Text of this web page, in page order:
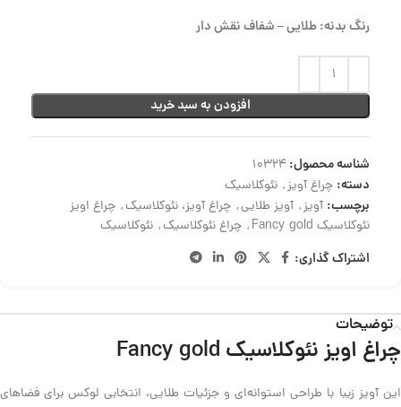
رنگ بدنه: طلایی – شفاف نقش دار
افزودن به سبد خرید
شناسه محصول:10324
دسته: چراغ آویز, نئوکلاسیک
برچسب: آویز, آویز طلایی, چراغ آویز، نئوکلاسیک, چراغ اویز
نئوکلاسیک Fancy gold
, چراغ نئوکلاسیک, نئوکلاسیک
اشتراک گذاری:
توضیحات
چراغ اویز نئوکلاسیک Fancy gold
این آویز زیبا با طراحی استوانه‌ای و جزئیات طلایی، انتخابی لوکس برای فضاهای